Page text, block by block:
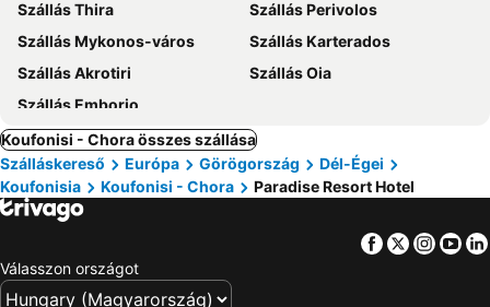
Szállás Thira
Szállás Perivolos
Szállás Mykonos-város
Szállás Karterados
Szállás Akrotiri
Szállás Oia
Szállás Emborio
Koufonisi - Chora összes szállása
Szálláskereső
Európa Görögország
Dél-Égei
Koufonisia
Koufonisi - Chora Paradise Resort Hotel
Facebook
Twitter
Válasszon országot